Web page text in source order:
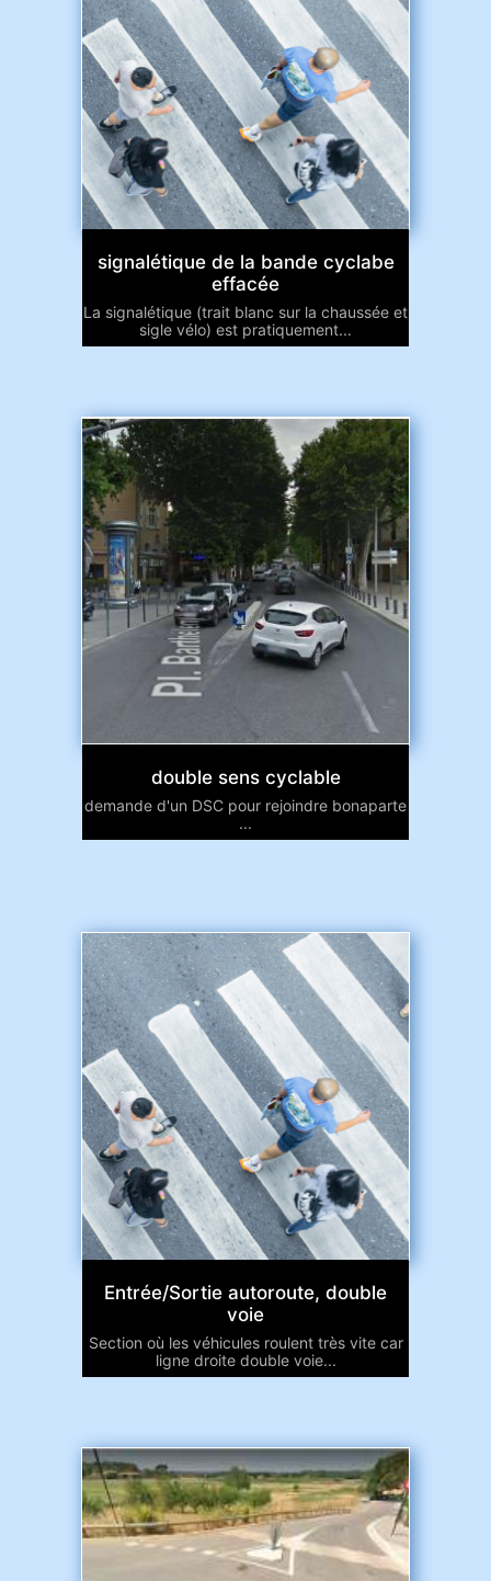
signalétique de la bande cyclabe
effacée
La signalétique (trait blanc sur la chaussée et
sigle vélo) est pratiquement...
double sens cyclable
demande d'un DSC pour rejoindre bonaparte
...
Entrée/Sortie autoroute, double
voie
Section où les véhicules roulent très vite car
ligne droite double voie...